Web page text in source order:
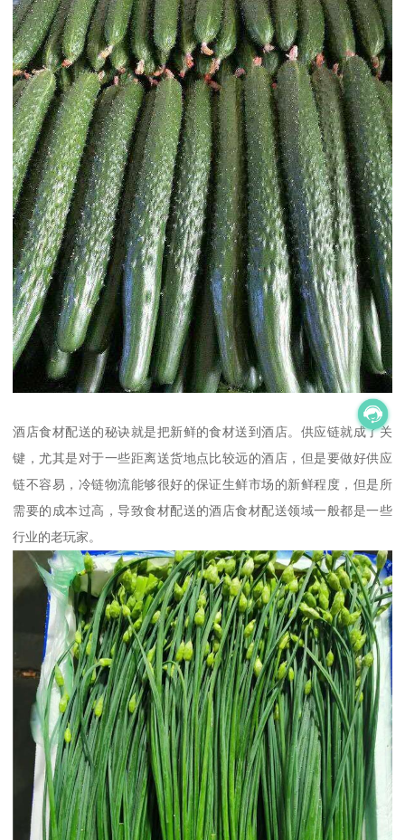
酒店食材配送的秘诀就是把新鲜的食材送到酒店。供应链就成了关
键，尤其是对于一些距离送货地点比较远的酒店，但是要做好供应
链不容易，冷链物流能够很好的保证生鲜市场的新鲜程度，但是所
需要的成本过高，导致食材配送的酒店食材配送领域一般都是一些
行业的老玩家。